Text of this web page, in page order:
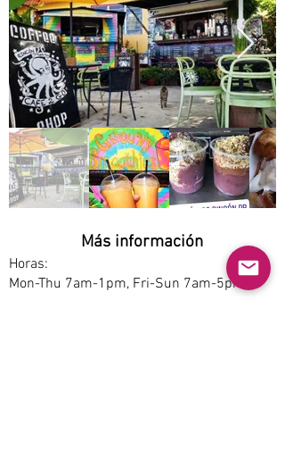
Más información
Horas:
Mon-Thu 7am-1pm, Fri-Sun 7am-5pm